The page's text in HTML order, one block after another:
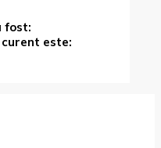
fost:
este: